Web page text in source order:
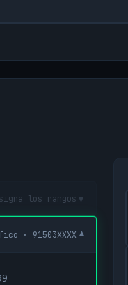
los rangos ▾
· 91503XXXX ▾